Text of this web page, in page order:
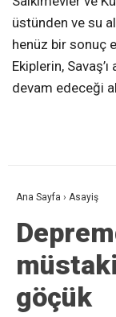
üstünden ve su
henüz bir sonuç
Ekiplerin,
devam edeceği
Ana Sayfa › Asayiş
göçük